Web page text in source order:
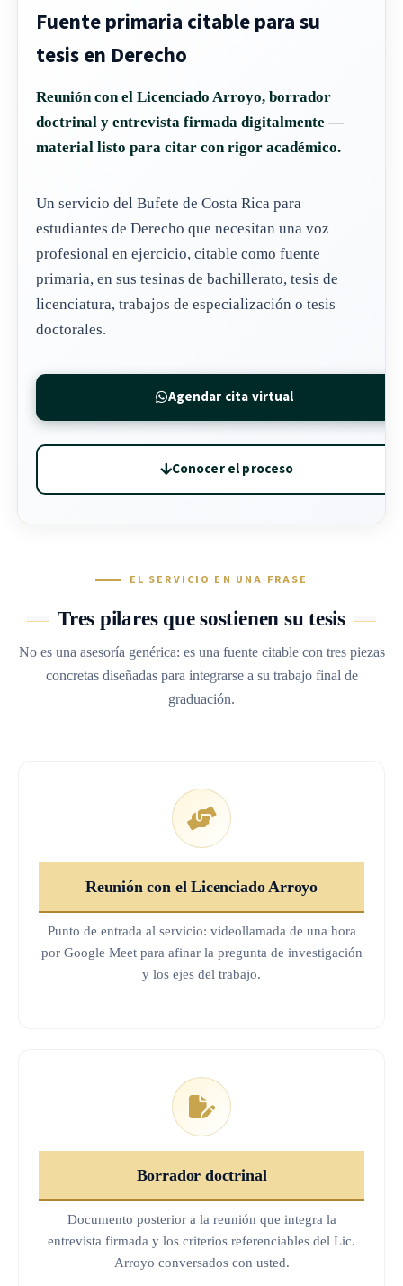
Borrador de capítulo doctrinal
Entrevista firmada digitalmente
Para todo nivel de formación jurídica
Tesina de bachillerato
Especialización y maestría
Tesis doctoral
Por qué el Licenciado Arroyo como fuente
primaria
Profesor universitario invitado
Análisis legislativo continuo
Comunicación personal
Entrevista inédita
Literatura gris institucional
Pago de la primera hora profesional
Reunión virtual con el Licenciado Arroyo
Decisión de continuar (opcional)
Entrega del material
Un proceso en dos etapas
1 Primera hora — punto de entrada
Preguntas frecuentes sobre la Ayuda para Tesis
de Derecho en Costa Rica
¿Cuánto cuesta el servicio de Ayuda para Tesis
¿Qué pasa si después de la primera hora
decido no continuar?
Fuente primaria citable para su
tesis en Derecho
Reunión con el Licenciado Arroyo, borrador
doctrinal y entrevista firmada digitalmente —
material listo para citar con rigor académico.
Un servicio del Bufete de Costa Rica para
estudiantes de Derecho que necesitan una voz
profesional en ejercicio, citable como fuente
primaria, en sus tesinas de bachillerato, tesis de
licenciatura, trabajos de especialización o tesis
doctorales.
Agendar cita virtual
Conocer el proceso
EL SERVICIO EN UNA FRASE
Tres pilares que sostienen su tesis
No es una asesoría genérica: es una fuente citable con tres piezas
concretas diseñadas para integrarse a su trabajo final de
graduación.
Reunión con el Licenciado Arroyo
Punto de entrada al servicio: videollamada de una hora
por Google Meet para afinar la pregunta de investigación
y los ejes del trabajo.
Borrador doctrinal
Documento posterior a la reunión que integra la
entrevista firmada y los criterios referenciables del Lic.
Arroyo conversados con usted.